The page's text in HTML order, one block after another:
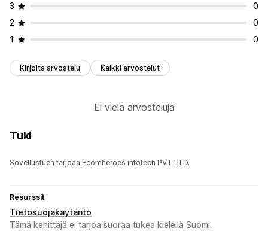
3
0
2
0
1
0
Kirjoita arvostelu Kaikki arvostelut
Ei vielä arvosteluja
Tuki
Sovellustuen tarjoaa Ecomheroes infotech PVT LTD.
Resurssit
Tietosuojakäytäntö
Tämä kehittäjä ei tarjoa suoraa tukea kielellä Suomi.